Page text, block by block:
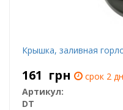
Крышка, заливная
161 грн
срок 2
Артикул:
DT